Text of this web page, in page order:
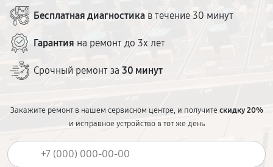
Бесплатная диагностика в течение 30 минут
Гарантия на ремонт до 3х лет
Срочный ремонт за 30 минут
Закажите ремонт в нашем сервисном центре, и получитескидку 20%
и исправное устройство в тот же день